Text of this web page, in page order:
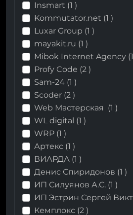
Insmart (1 )
Kommutator.net (1 )
Luxar Group (1 )
mayakit.ru (1 )
Mibok Internet Agency (1
Profy Code (2 )
Sam-24 (1 )
Scoder (2 )
Web Мастерская (1 )
WL digital (1 )
WRP (1 )
Артекс (1 )
ВИАРДА (1 )
Денис Спиридонов (1 )
ИП Силуянов А.С. (1 )
ИП Эстрин Сергей
Кемплокс (2 )